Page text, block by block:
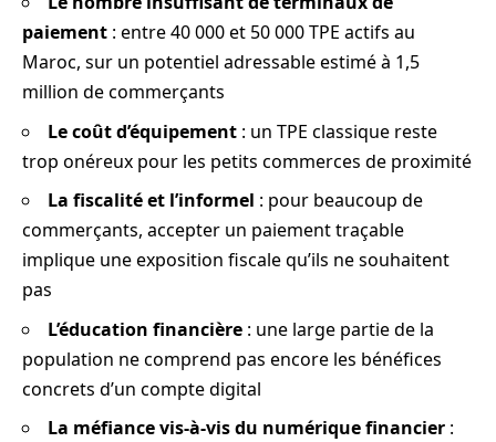
paiement : entre 40 000 et 50 000 TPE actifs au
Maroc, sur un potentiel adressable estimé à 1,5
million de commerçants
Le coût d’équipement : un TPE classique reste
trop onéreux pour les petits commerces de proximité
La fiscalité et l’informel : pour beaucoup de
commerçants, accepter un paiement traçable
implique une exposition fiscale qu’ils ne souhaitent
pas
L’éducation financière : une large partie de la
population ne comprend pas encore les bénéfices
concrets d’un compte digital
La méfiance vis-à-vis du numérique financier :